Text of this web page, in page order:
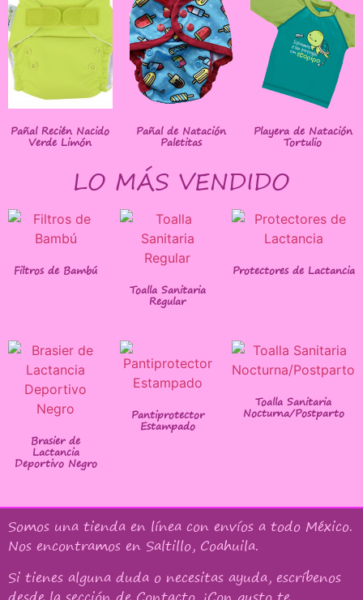
Pañal Recién Nacido
Verde Limón
Pañal de Natación
Paletitas
Playera de Natación
Tortulio
LO MÁS VENDIDO
Filtros de Bambú
Toalla Sanitaria
Regular
Protectores de Lactancia
Brasier de
Lactancia
Deportivo Negro
Pantiprotector
Estampado
Toalla Sanitaria
Nocturna/Postparto
Somos una tienda en línea con envíos a todo México.
Nos encontramos en Saltillo, Coahuila.
Si tienes alguna duda o necesitas ayuda, escríbenos